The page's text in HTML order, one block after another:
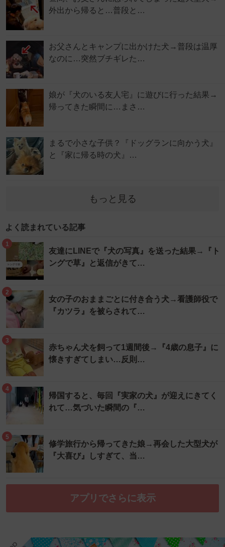
外出から帰ると…普段と…
お父さんとキャンプに出かけた犬→普段は温厚
なのに…突然ブチギレた…
娘が『犬のいる友人宅』に遊びに行った結果→
帰ってきた瞬間に…まさ…
まるで小さな子供？『ドッグランに向かう犬』
と『家に帰る時の犬』…
もっと見る
よく読まれている記事
1
友達にLINEで『犬の写真』を送った結果→『ト
ングで草』と返信がきて…
2
女の子のおままごとに付き合う犬→看護師役で
『カツラ』を被らされて…
3
赤ちゃん犬を飼って1週間後→『4歳の息子』に
懐きすぎてしまい…反則…
4
帰国すると、毎回『実家の犬』が迎えにきてく
れて…気づいた瞬間の『…
5
修学旅行から帰ってきた娘→再会した大型犬が
『大喜び』しすぎて、当…
アプリでさらに表示